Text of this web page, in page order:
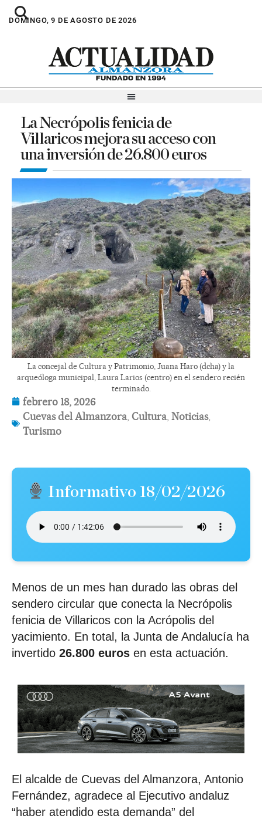
DOMINGO, 9 DE AGOSTO DE 2026
La Necrópolis fenicia de
Villaricos mejora su acceso con
una inversión de 26.800 euros
La concejal de Cultura y Patrimonio, Juana Haro (dcha) y la
arqueóloga municipal, Laura Larios (centro) en el sendero recién
terminado.
febrero 18, 2026
Cuevas del Almanzora Cultura Noticias,
Turismo
Informativo 18/02/2026
Menos de un mes han durado las obras del
sendero circular que conecta la Necrópolis
fenicia de Villaricos con la Acrópolis del
yacimiento. En total, la Junta de Andalucía ha
invertido 26.800 euros en esta actuación.
El alcalde de Cuevas del Almanzora, Antonio
Fernández, agradece al Ejecutivo andaluz
“haber atendido esta demanda” del